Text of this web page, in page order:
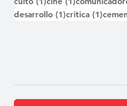
desarrollo (1)1 entrada
critica (1)1